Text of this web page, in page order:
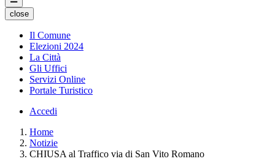
close
Il Comune
Elezioni 2024
La Città
Gli Uffici
Servizi Online
Portale Turistico
Accedi
Home
Notizie
CHIUSA al Traffico via di San Vito Romano